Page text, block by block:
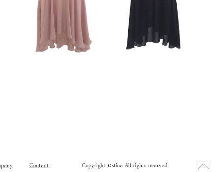
Contact Copyright ©stina All rights reserved.